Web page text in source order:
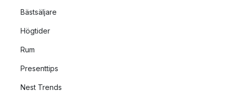
Bästsäljare
Högtider
Rum
Presenttips
Nest Trends